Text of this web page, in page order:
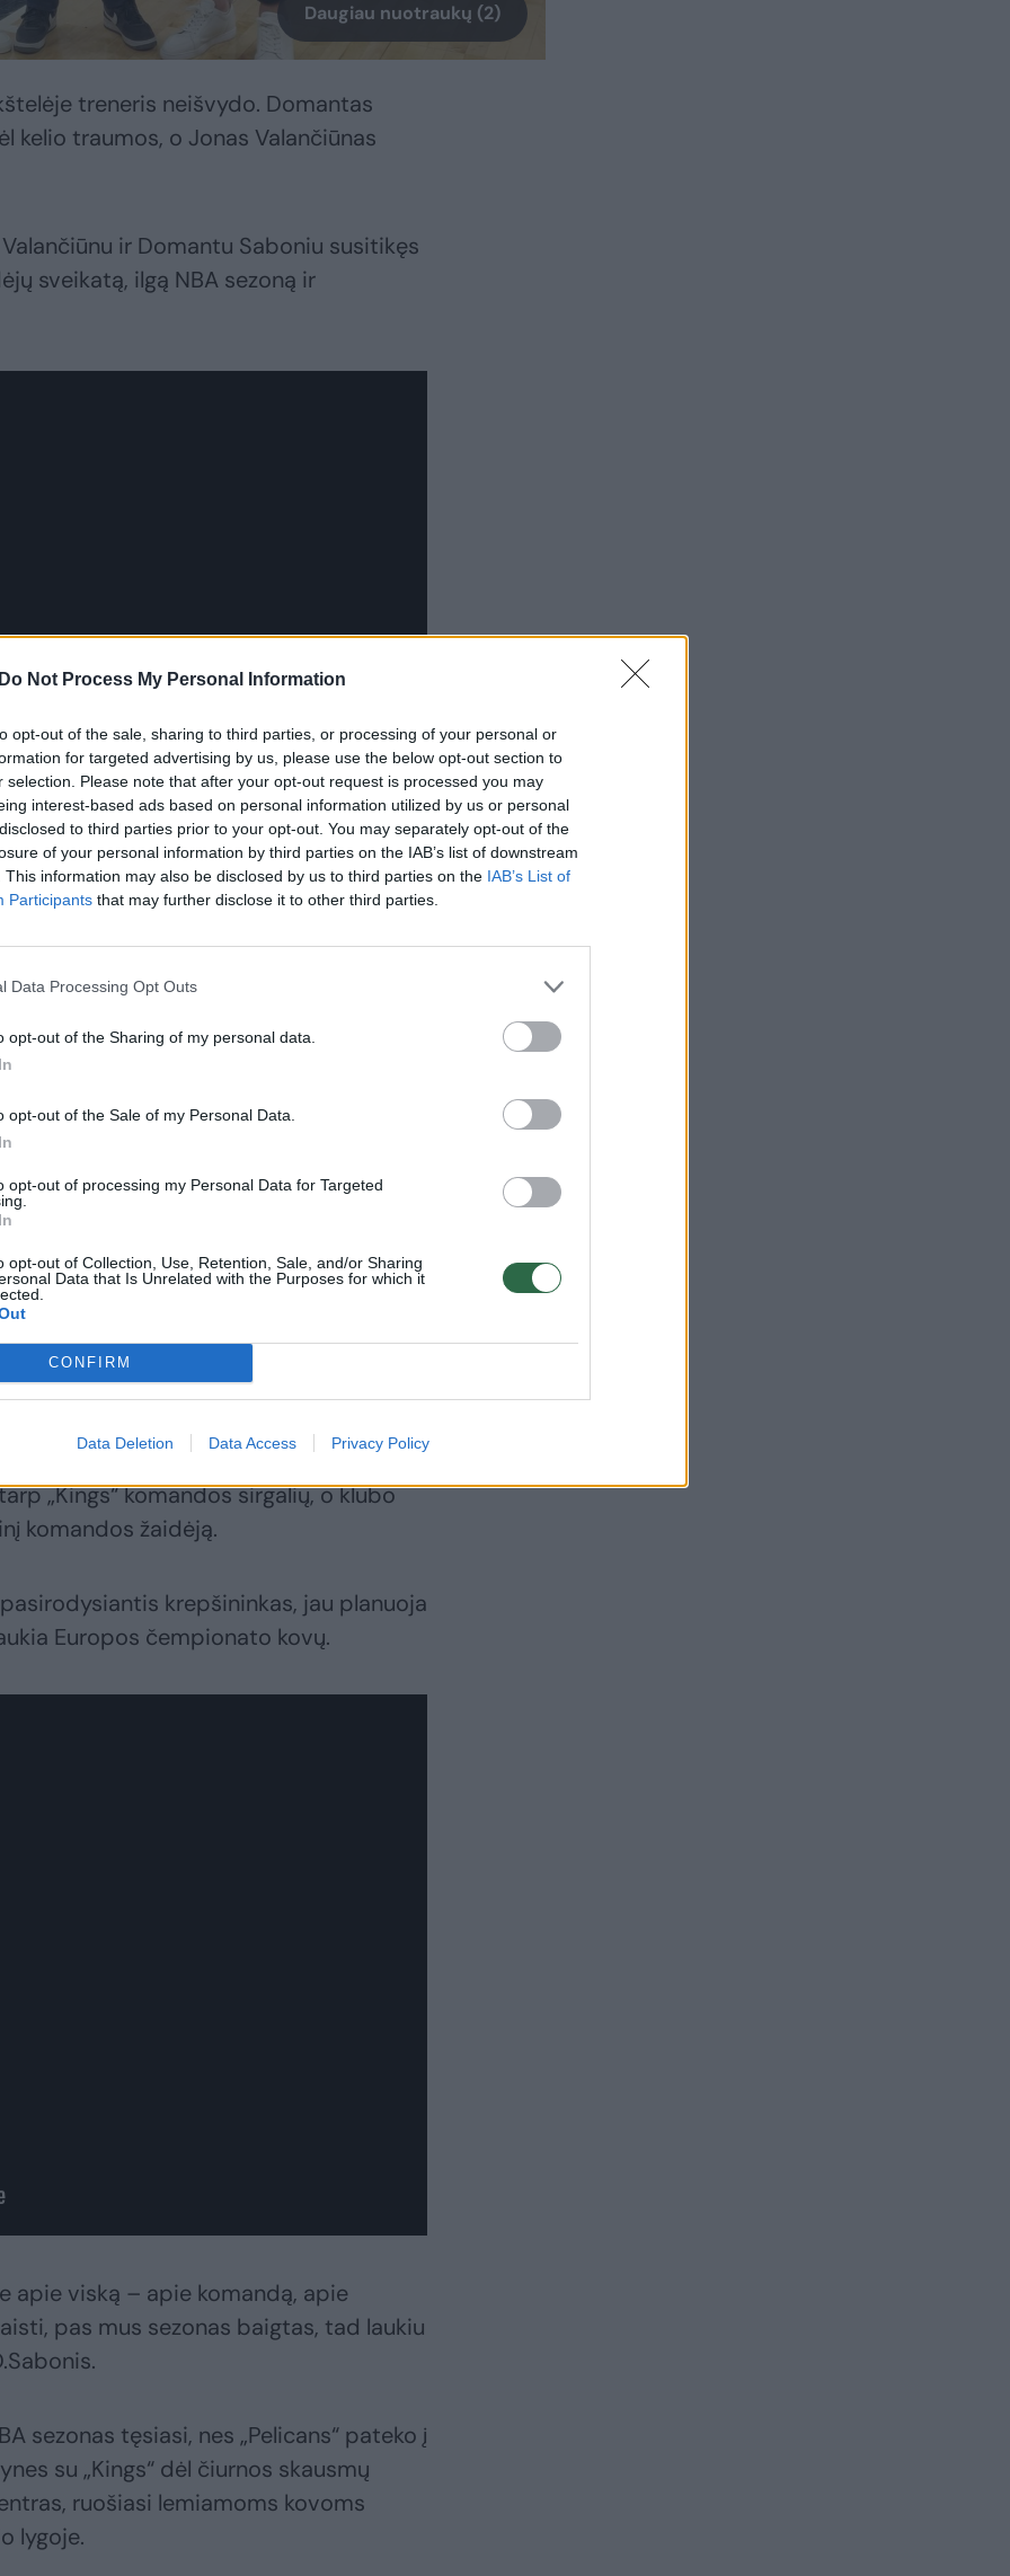
Do Not Process My Personal Information
opt-out of the sale, sharing to third parties, or processing of your personal or
for targeted advertising by us, please use the below opt-out section to
selection. Please note that after your opt-out request is processed you may
interest-based ads based on personal information utilized by us or personal
to third parties prior to your opt-out. You may separately opt-out of the
of your personal information by third parties on the IAB’s list of downstream
This information may also be disclosed by us to third parties on the IAB’s List of
Participants that may further disclose it to other third parties.
Data Processing Opt Outs
opt-out of the Sharing of my personal data.
opt-out of the Sale of my Personal Data.
opt-out of processing my Personal Data for Targeted
opt-out of Collection, Use, Retention, Sale, and/or Sharing
Data that Is Unrelated with the Purposes for which it
CONFIRM
Data Deletion Data Access Privacy Policy
Daugiau nuotraukų (2)
treneris neišvydo. Domantas
kelio traumos, o Jonas Valančiūnas
ir Domantu Saboniu susitikęs
sveikatą, ilgą NBA sezoną ir
NBA sezoną, svarbu, kad vyrų
rinktinės lyderiai“, – pasakojo Kazys
būsimą rinktinės pasiruošimo grafiką,
kada vyks draugiškos rungtynės
langai.
sezono. Nuramino tai, kad nesenai
rimta ir jis bus pilnai pasiruošęs
Jono planai vasarą padirbėti
Vyrai atvyks į rinktinę ir
komandos figūros tiek aikštelėje,
atsidūręs Domantas Sabonis,
jaučiasi, kaip namie. Lietuvis jau tapo
„Kings“ komandos sirgalių, o klubo
komandos žaidėją.
krepšininkas, jau planuoja
Europos čempionato kovų.
apie viską – apie komandą, apie
pas mus sezonas baigtas, tad laukiu
sezonas tęsiasi, nes „Pelicans“ pateko į
su „Kings“ dėl čiurnos skausmų
ruošiasi lemiamoms kovoms
lygoje.